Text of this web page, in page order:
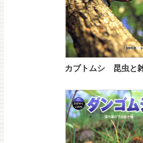
カブトムシ 昆虫と